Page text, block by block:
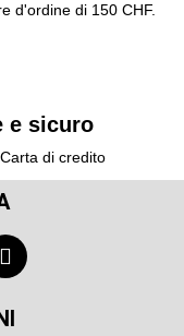
d'ordine di 150 CHF.
e sicuro
di credito